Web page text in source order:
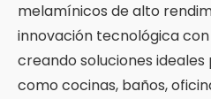
melamínicos de alto
innovación tecnológica
creando soluciones
como cocinas, baños,